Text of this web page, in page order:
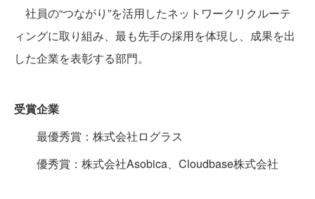
社員の“つながり”を活用したネットワークリクルーテ
ィングに取り組み、最も先手の採用を体現し、成果を出
した企業を表彰する部門。
受賞企業
最優秀賞：株式会社ログラス
優秀賞：株式会社Asobica、Cloudbase株式会社